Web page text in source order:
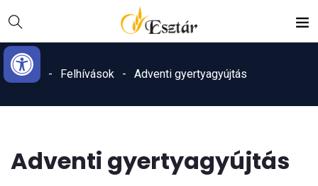
Eszköztár megnyitása
Content
navigációhoz
Home
Felhívások Adventi gyertyagyújtás
Adventi gyertyagyújtás